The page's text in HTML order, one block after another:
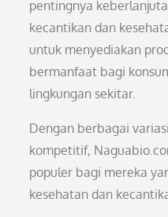
pentingnya
kecantikan dan
untuk menyediakan
bermanfaat bagi
lingkungan sekitar.
Dengan berbagai
kompetitif,
populer bagi mereka
kesehatan dan